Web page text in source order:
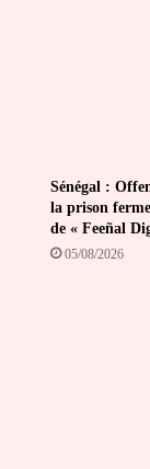
Sénégal :
la prison
de « Feeñal
05/08/2026